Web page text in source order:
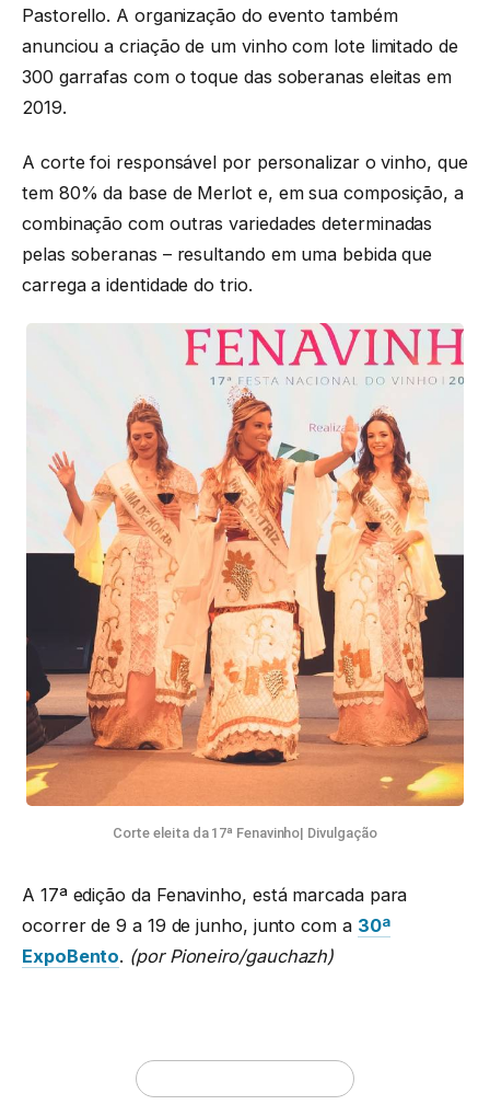
Pastorello. A organização do evento também
anunciou a criação de um vinho com lote limitado de
300 garrafas com o toque das soberanas eleitas em
2019.
A corte foi responsável por personalizar o vinho, que
tem 80% da base de Merlot e, em sua composição, a
combinação com outras variedades determinadas
pelas soberanas – resultando em uma bebida que
carrega a identidade do trio.
Corte eleita da 17ª Fenavinho| Divulgação
A 17ª edição da Fenavinho, está marcada para
ocorrer de 9 a 19 de junho, junto com a 30ª
ExpoBento. (por Pioneiro/gauchazh)